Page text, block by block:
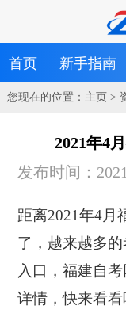
首页 新手指南
您现在的位置： 主页>
2021年4
发布时间：
距离2021年4月
了，越来越多
入口，福建自
详情，快来看看